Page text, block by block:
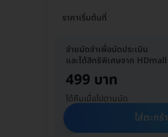
ราคาเริ่มต้นที่
จ่ายมัดจำเพื่อนัดประเมิน
และได้สิทธิพิเศษจาก HDmall
499 บาท
ได้คืนเมื่อไปตามนัด
ใส่ตะกร้า